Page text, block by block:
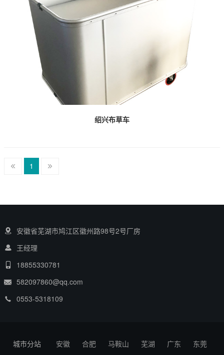
绍兴布草车
1
安徽省芜湖市鸠江区徽州路98号2号厂房
王经理
18855330781
582097860@qq.com
0553-5318109
城市分站 安徽 合肥 马鞍山 芜湖 广东
东莞